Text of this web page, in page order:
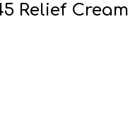
Relief Cream